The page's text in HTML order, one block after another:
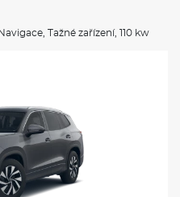
Navigace Tažné zařízení, 110 kw